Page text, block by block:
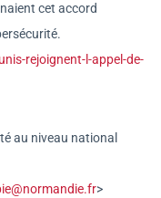
cet accord
rejoignent-l-appel-de-
au niveau national
normandie.fr>